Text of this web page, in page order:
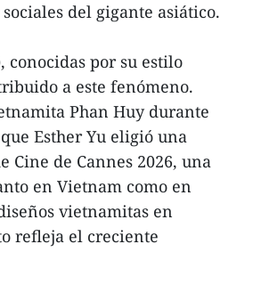
del gigante asiático.
conocidas por su estilo
a este fenómeno.
Phan Huy durante
Esther Yu eligió una
Cine de Cannes 2026, una
en Vietnam como en
vietnamitas en
refleja el creciente